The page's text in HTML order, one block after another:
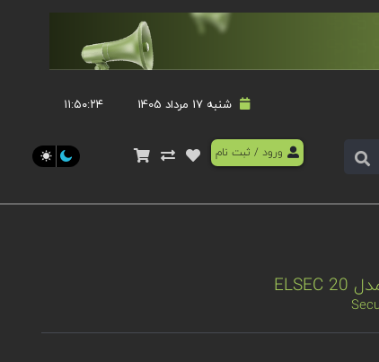
شنبه 17 مرداد 1405 ۱۱:۵۰:۲۴
ورود / ثبت نام